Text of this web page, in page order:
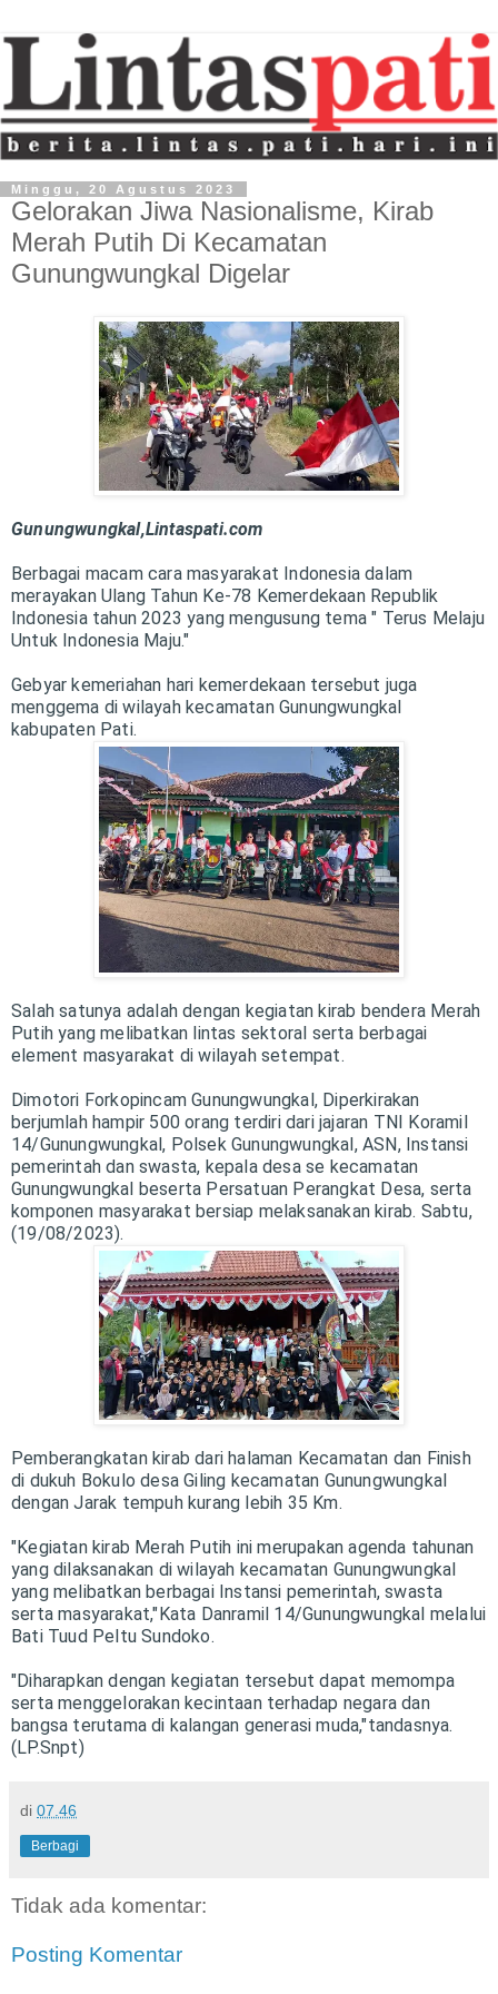
Minggu, 20 Agustus 2023
Gelorakan Jiwa Nasionalisme, Kirab
Merah Putih Di Kecamatan
Gunungwungkal Digelar
Gunungwungkal,Lintaspati.com
Berbagai macam cara masyarakat Indonesia dalam
merayakan Ulang Tahun Ke-78 Kemerdekaan Republik
Indonesia tahun 2023 yang mengusung tema " Terus Melaju
Untuk Indonesia Maju."
Gebyar kemeriahan hari kemerdekaan tersebut juga
menggema di wilayah kecamatan Gunungwungkal
kabupaten Pati.
Salah satunya adalah dengan kegiatan kirab bendera Merah
Putih yang melibatkan lintas sektoral serta berbagai
element masyarakat di wilayah setempat.
Dimotori Forkopincam Gunungwungkal, Diperkirakan
berjumlah hampir 500 orang terdiri dari jajaran TNI Koramil
14/Gunungwungkal, Polsek Gunungwungkal, ASN, Instansi
pemerintah dan swasta, kepala desa se kecamatan
Gunungwungkal beserta Persatuan Perangkat Desa, serta
komponen masyarakat bersiap melaksanakan kirab. Sabtu,
(19/08/2023).
Pemberangkatan kirab dari halaman Kecamatan dan Finish
di dukuh Bokulo desa Giling kecamatan Gunungwungkal
dengan Jarak tempuh kurang lebih 35 Km.
"Kegiatan kirab Merah Putih ini merupakan agenda tahunan
yang dilaksanakan di wilayah kecamatan Gunungwungkal
yang melibatkan berbagai Instansi pemerintah, swasta
serta masyarakat,"Kata Danramil 14/Gunungwungkal melalui
Bati Tuud Peltu Sundoko.
"Diharapkan dengan kegiatan tersebut dapat memompa
serta menggelorakan kecintaan terhadap negara dan
bangsa terutama di kalangan generasi muda,"tandasnya.
(LP.Snpt)
di 07.46
Berbagi
Tidak ada komentar:
Posting Komentar